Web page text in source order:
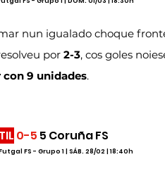
nun igualado choque
por 2-3, cos goles
con 9 unidades.
0-5 5 Coruña FS
FS - Grupo 1 | SÁB. 28/02 | 18:40h